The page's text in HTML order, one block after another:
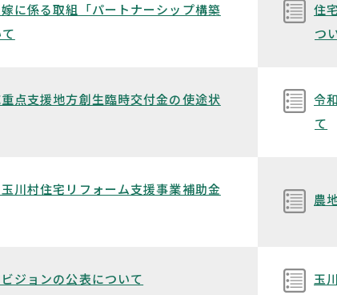
に係る取組「パートナーシップ構築
住
つ
点支援地方創生臨時交付金の使途状
令
て
川村住宅リフォーム支援事業補助金
農
ジョンの公表について 玉